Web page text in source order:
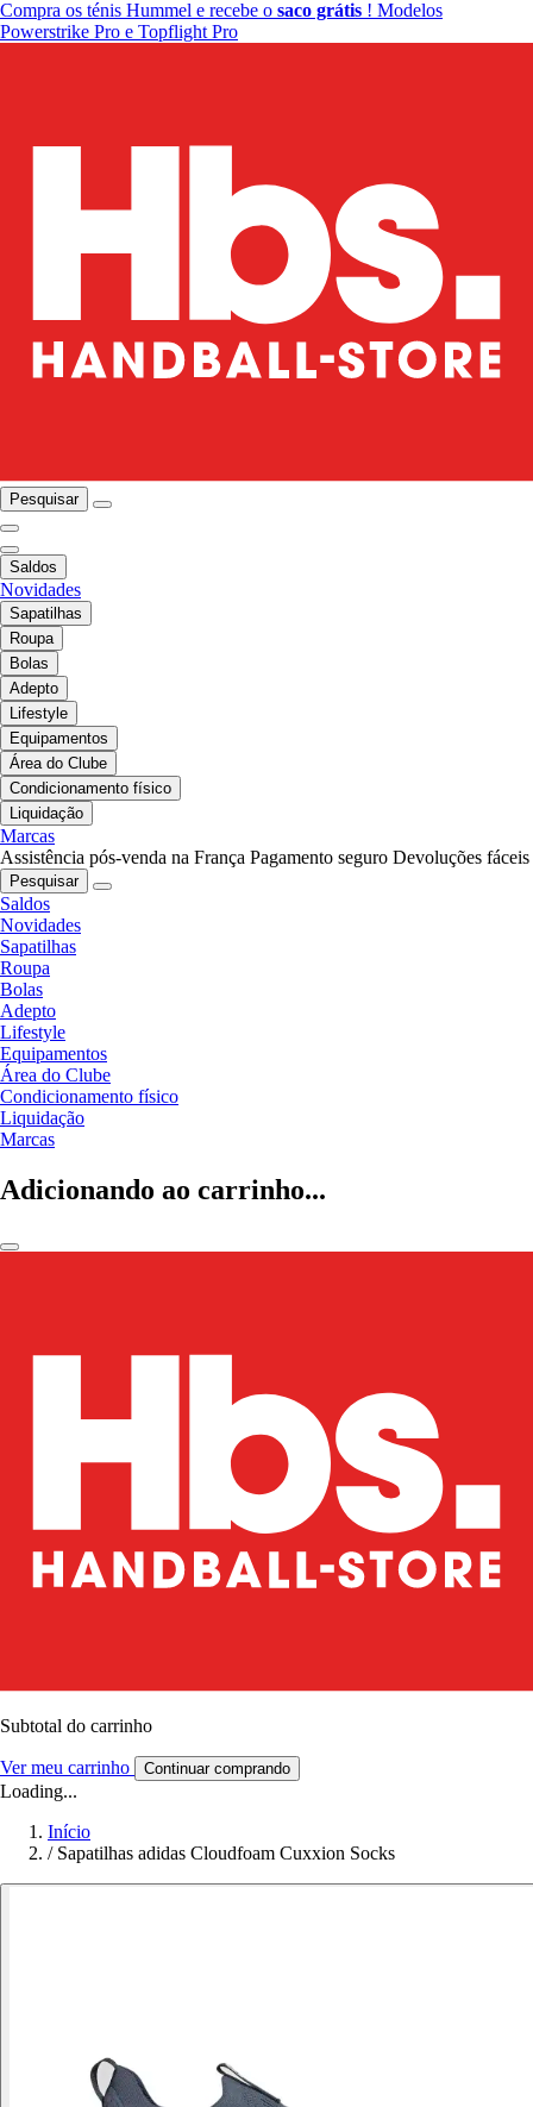
Compra os ténis Hummel e recebe o saco grátis ! Modelos
Powerstrike Pro e Topflight Pro
Pesquisar
Saldos
Novidades
Sapatilhas
Roupa
Bolas
Adepto
Lifestyle
Equipamentos
Área do Clube
Condicionamento físico
Liquidação
Marcas
Assistência pós-venda na França Pagamento seguro Devoluções fáceis
Pesquisar
Saldos
Novidades
Sapatilhas
Roupa
Bolas
Adepto
Lifestyle
Equipamentos
Área do Clube
Condicionamento físico
Liquidação
Marcas
Adicionando ao carrinho...
Subtotal do carrinho
Ver meu carrinho Continuar comprando
Loading...
Início
/ Sapatilhas adidas Cloudfoam Cuxxion Socks